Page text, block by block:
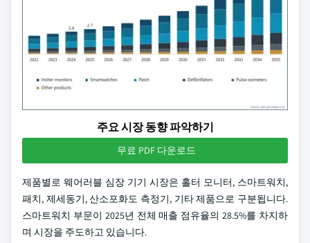
주요 시장 동향 파악하기
무료 PDF 다운로드
제품별로 웨어러블 심장 기기 시장은 홀터 모니터, 스마트워치,
패치, 제세동기, 산소포화도 측정기, 기타 제품으로 구분됩니다.
스마트워치 부문이 2025년 전체 매출 점유율의 28.5%를 차지하
며 시장을 주도하고 있습니다.